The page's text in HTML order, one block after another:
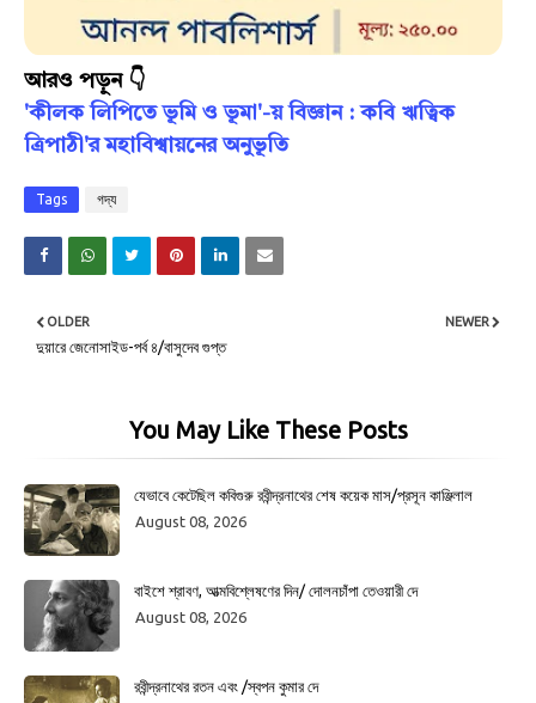
আরও পড়ুন 👇
'কীলক লিপিতে ভূমি ও ভূমা'-য় বিজ্ঞান : কবি ঋত্বিক
ত্রিপাঠী'র মহাবিশ্বায়নের অনুভূতি
Tags গদ্য
NEWER
OLDER
দুয়ারে জেনোসাইড-পর্ব ৪/বাসুদেব গুপ্ত
You May Like These Posts
যেভাবে কেটেছিল কবিগুরু রবীন্দ্রনাথের শেষ কয়েক মাস/প্রসূন কাঞ্জিলাল
August 08, 2026
বাইশে শ্রাবণ, আত্মবিশ্লেষণের দিন/ দোলনচাঁপা তেওয়ারী দে
August 08, 2026
রবীন্দ্রনাথের রতন এবং /স্বপন কুমার দে